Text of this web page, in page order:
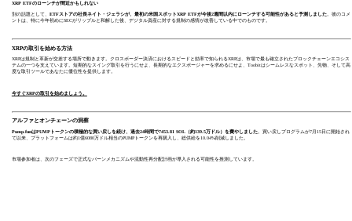
XRP ETFのローンチが間近かもしれない
別の話題として、 ETFストアの社長ネイト・ジェラシが、最初の米国スポットXRP ETFが今後2週間以内にローンチする可能性があると予測しました。彼のコメ
ントは、特に今年初めにSECがリップルと和解した後、デジタル資産に対する規制の感情が改善している中でのものです。
XRPの取引を始める方法
XRPは規制と革新が交差する場所で動きます。クロスボーダー決済におけるスピードと効率で知られるXRPは、市場で最も確立されたブロックチェーンエコシス
テムの一つを支えています。短期的なスイング取引を行うにせよ、長期的なエクスポージャーを求めるにせよ、Toobitはシームレスなスポット、先物、そして高
度な取引ツールであなたに優位性を提供します。
今すぐXRPの取引を始めましょう。
アルファとオンチェーンの洞察
Pump.funはPUMPトークンの積極的な買い戻しを続け、過去24時間で7453.81 SOL（約139.5万ドル）を費やしました。買い戻しプログラムが7月15日に開始され
て以来、プラットフォームは約1億6080万ドル相当のPUMPトークンを再購入し、総供給を10.04%削減しました。
市場参加者は、次のフェーズで正式なバーンメカニズムや流動性再分配計画が導入される可能性を推測しています。